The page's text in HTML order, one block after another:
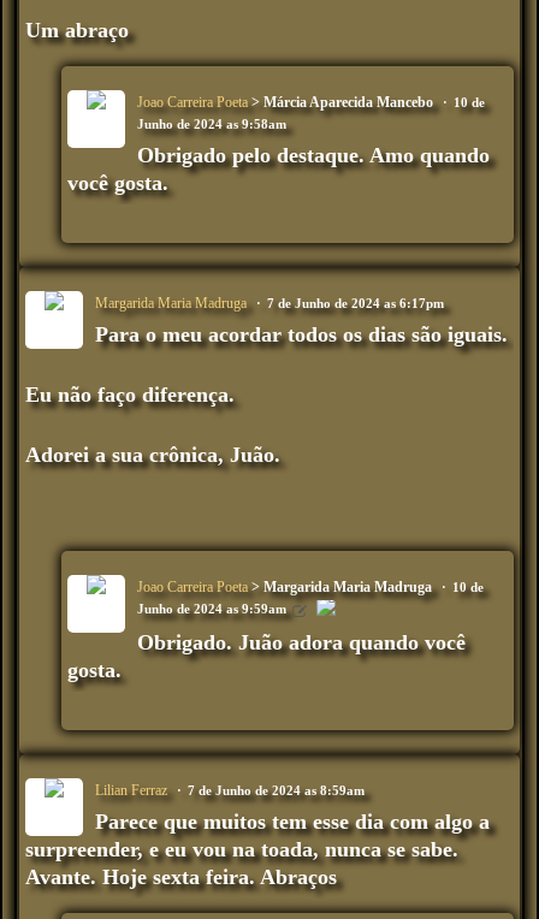
Um abraço
Joao Carreira Poeta> Márcia Aparecida Mancebo
10 de
Junho de 2024 as 9:58am
Obrigado pelo destaque. Amo quando
você gosta.
Margarida Maria Madruga 7 de Junho de 2024 as 6:17pm
Para o meu acordar todos os dias são iguais.
Eu não faço diferença.
Adorei a sua crônica, Juão.
Joao Carreira Poeta> Margarida Maria Madruga
10 de
Junho de 2024 as 9:59am
Obrigado. Juão adora quando você
gosta.
Lilian Ferraz 7 de Junho de 2024 as 8:59am
Parece que muitos tem esse dia com algo a
surpreender, e eu vou na toada, nunca se sabe.
Avante. Hoje sexta feira. Abraços